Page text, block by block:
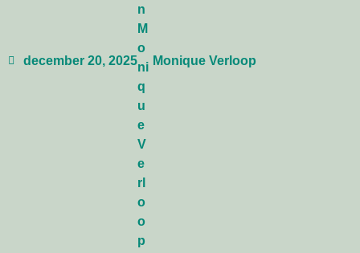
december 20, 2025 Monique Verloop